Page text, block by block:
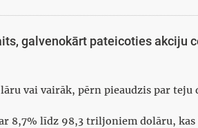
galvenokārt pateicoties akciju
vai vairāk, pērn pieaudzis par
8,7% līdz 98,3 triljoniem dolāru,